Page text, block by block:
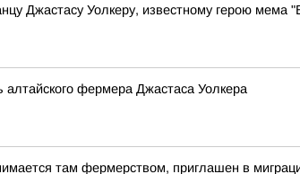
Джастасу Уолкеру, известному герою мема
фермера Джастаса Уолкера
там фермерством, приглашен в